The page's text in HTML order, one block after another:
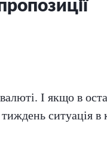
І якщо в
ситуація в